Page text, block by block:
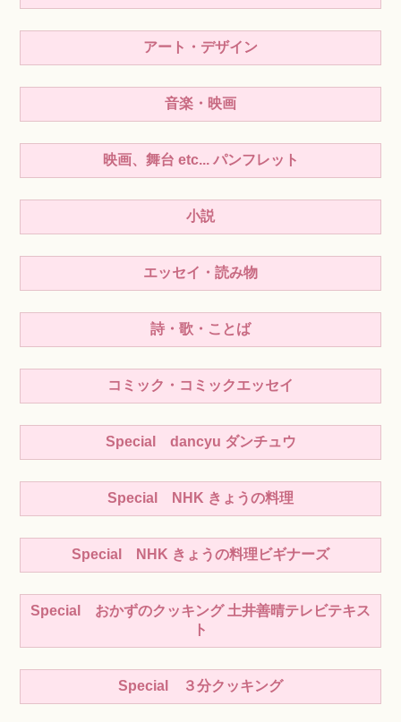
アート・デザイン
音楽・映画
映画、舞台 etc... パンフレット
小説
エッセイ・読み物
詩・歌・ことば
コミック・コミックエッセイ
Special dancyu ダンチュウ
Special NHK きょうの料理
Special NHK きょうの料理ビギナーズ
Special おかずのクッキング 土井善晴テレビテキス
ト
Special ３分クッキング